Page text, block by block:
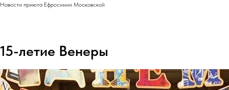
Новости приюта Ефросинии Московской
15-летие Венеры